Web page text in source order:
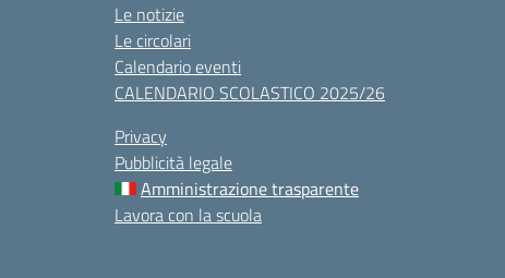
Le notizie
Le circolari
Calendario eventi
CALENDARIO SCOLASTICO 2025/26
Privacy
Pubblicità legale
Amministrazione trasparente
Lavora con la scuola